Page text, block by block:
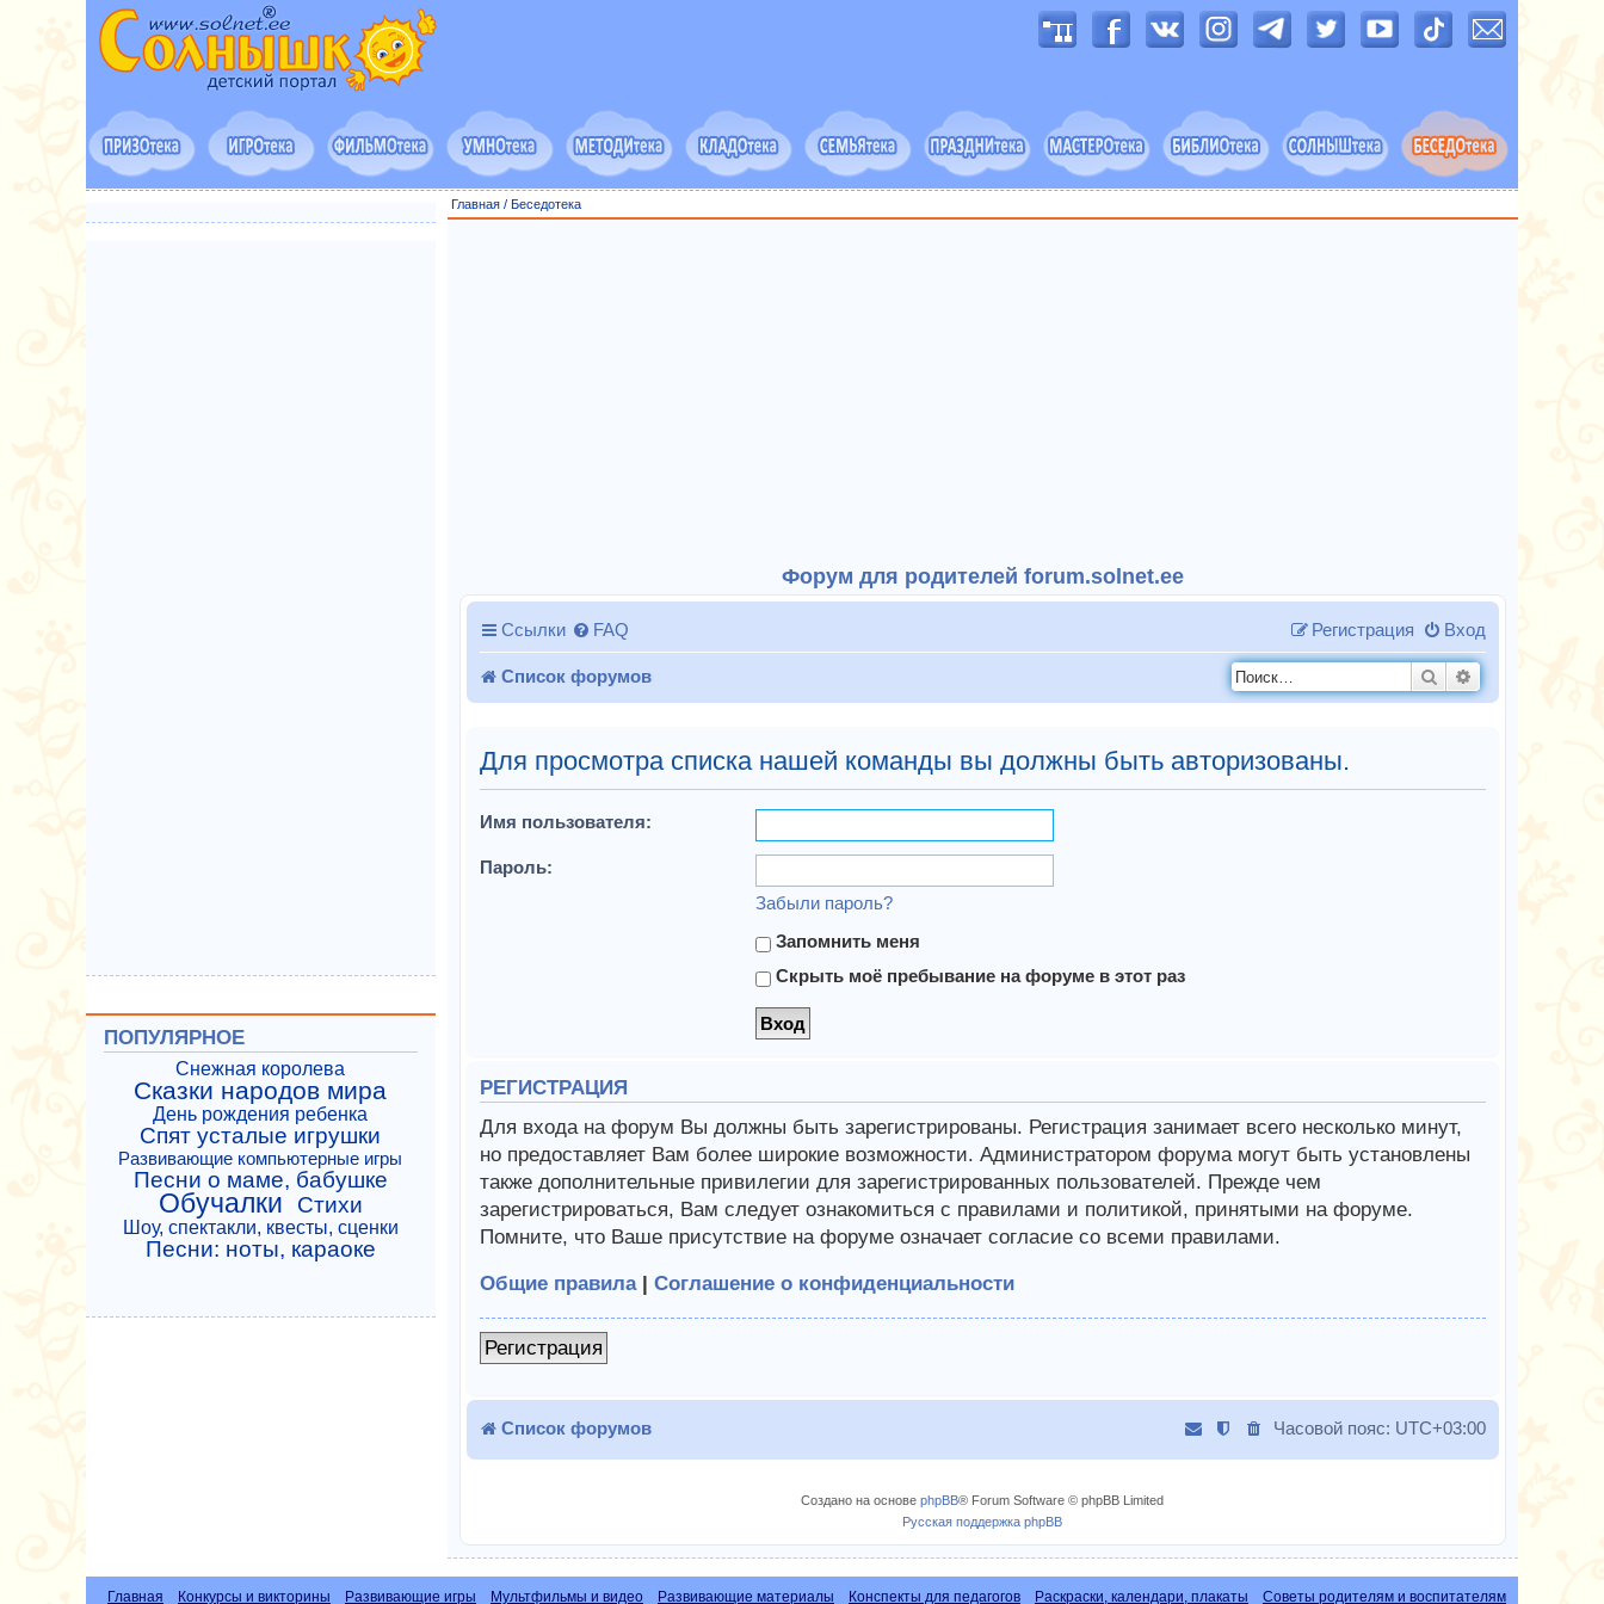
Главная/ Беседотека
Форум для родителей forum.solnet.ee
Ссылки FAQ Вход
Регистрация
Список форумов Поиск
Для просмотра списка нашей команды вы должны быть авторизованы.
Имя пользователя:
Пароль:
Забыли пароль?
Запомнить меня
Скрыть моё пребывание на форуме в этот раз
РЕГИСТРАЦИЯ
Для входа на форум Вы должны быть зарегистрированы. Регистрация занимает всего несколько минут,
но предоставляет Вам более широкие возможности. Администратором форума могут быть установлены
также дополнительные привилегии для зарегистрированных пользователей. Прежде чем
зарегистрироваться, Вам следует ознакомиться с правилами и политикой, принятыми на форуме.
Помните, что Ваше присутствие на форуме означает согласие со всеми правилами.
Общие правила| Соглашение о конфиденциальности
Регистрация
Список форумов Часовой пояс: UTC+03:00
Создано на основеphpBB® Forum Software © phpBB Limited
Русская поддержка phpBB
ПОПУЛЯРНОЕ
Снежная королева
Сказки народов мира
День рождения ребенка
Спят усталые игрушки
Развивающие компьютерные игры
Песни о маме, бабушке
Обучалки Стихи
Шоу, спектакли, квесты, сценки
Песни: ноты, караоке
Главная Конкурсы и викторины Развивающие игры Мультфильмы и видео Развивающие материалы Конспекты для педагогов Раскраски, календари, плакаты Советы родителям и воспитателям